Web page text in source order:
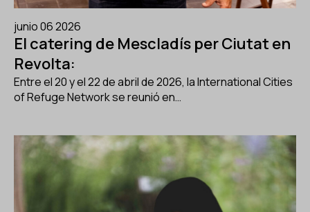
junio 06 2026
El catering de Mescladís per Ciutat en
Revolta:
Entre el 20 y el 22 de abril de 2026, la International Cities
of Refuge Network se reunió en…